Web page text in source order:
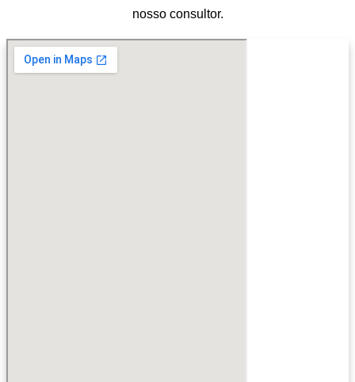
nosso consultor.